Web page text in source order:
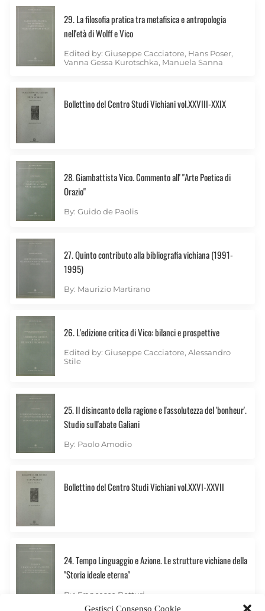
Gestisci Consenso Cookie
29. La filosofia pratica tra metafisica e antropologia
nell'età di Wolff e Vico
Edited by: Giuseppe Cacciatore, Hans Poser,
Vanna Gessa Kurotschka, Manuela Sanna
Bollettino del Centro Studi Vichiani vol.XXVIII-XXIX
28. Giambattista Vico. Commento all' "Arte Poetica di
Orazio"
By: Guido de Paolis
27. Quinto contributo alla bibliografia vichiana (1991-
1995)
By: Maurizio Martirano
26. L'edizione critica di Vico: bilanci e prospettive
Edited by: Giuseppe Cacciatore, Alessandro
Stile
25. Il disincanto della ragione e l'assolutezza del 'bonheur'.
Studio sull'abate Galiani
By: Paolo Amodio
Bollettino del Centro Studi Vichiani vol.XXVI-XXVII
24. Tempo Linguaggio e Azione. Le strutture vichiane della
"Storia ideale eterna"
By: Francesco Botturi